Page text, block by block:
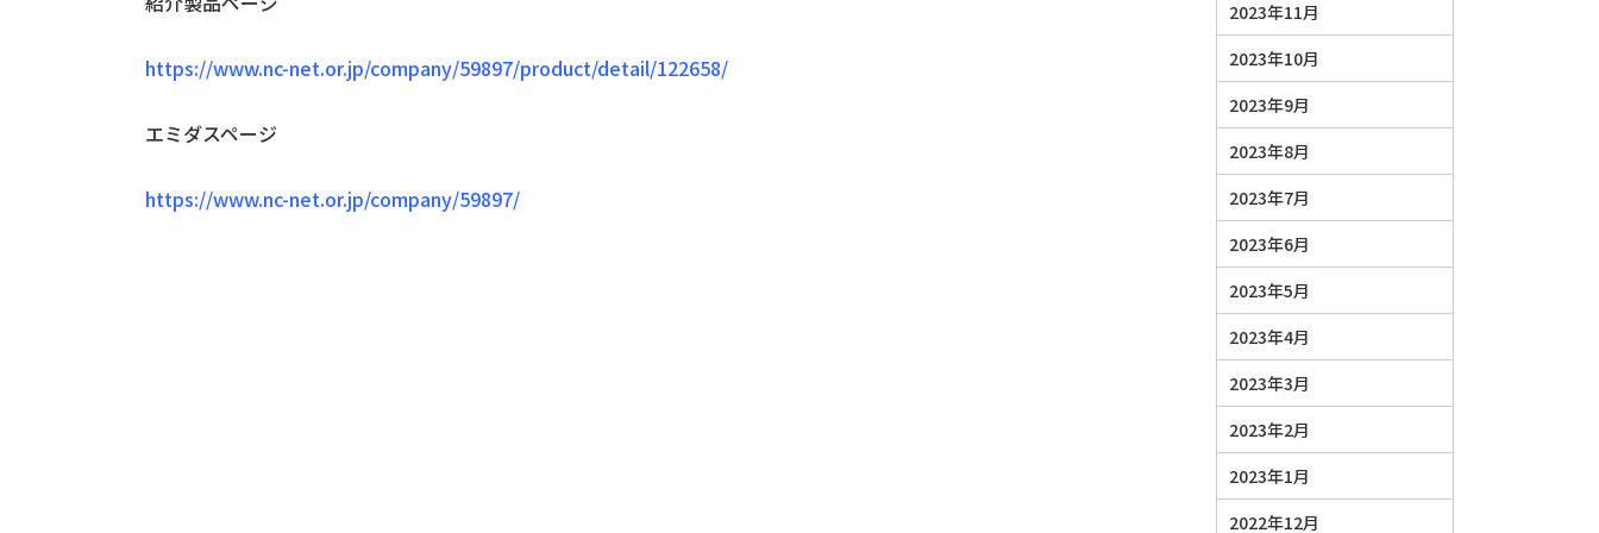
https://www.nc-net.or.jp/company/59897/product/detail/122658/
エミダスページ
https://www.nc-net.or.jp/company/59897/
2023年11月
2023年10月
2023年9月
2023年8月
2023年7月
2023年6月
2023年5月
2023年4月
2023年3月
2023年2月
2023年1月
2022年12月